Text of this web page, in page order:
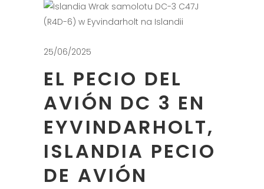
25/06/2025
EL PECIO DEL
AVIÓN DC 3 EN
EYVINDARHOLT,
ISLANDIA PECIO
DE AVIÓN